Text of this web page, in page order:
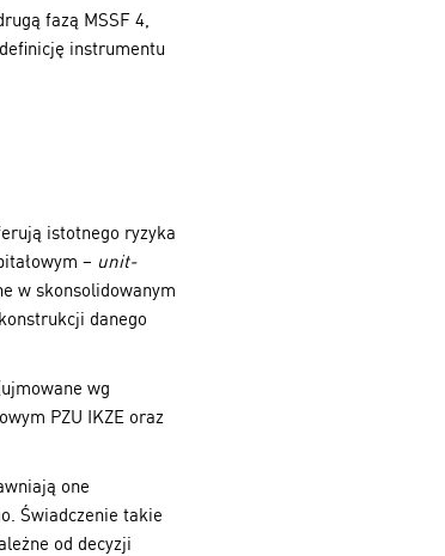
fazą MSSF 4,
instrumentu
istotnego ryzyka
– unit-
w skonsolidowanym
danego
wg
PZU IKZE oraz
one
Świadczenie takie
od decyzji